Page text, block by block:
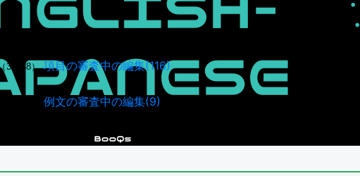
34948） 項目の審査中の編集(116)
例文の審査中の編集(9)